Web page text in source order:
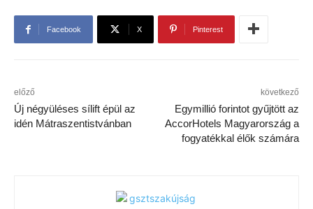
Facebook X Pinterest
előző
Új négyüléses sílift épül az
idén Mátraszentistvánban
következő
Egymillió forintot gyűjtött az
AccorHotels Magyarország a
fogyatékkal élők számára